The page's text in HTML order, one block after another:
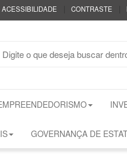
ACESSIBILIDADE CONTRASTE
GOVERNANÇA DE